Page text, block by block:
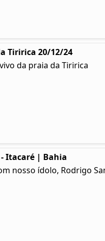
Tiririca 20/12/24
da praia da Tiririca
Itacaré | Bahia
nosso ídolo, Rodrigo